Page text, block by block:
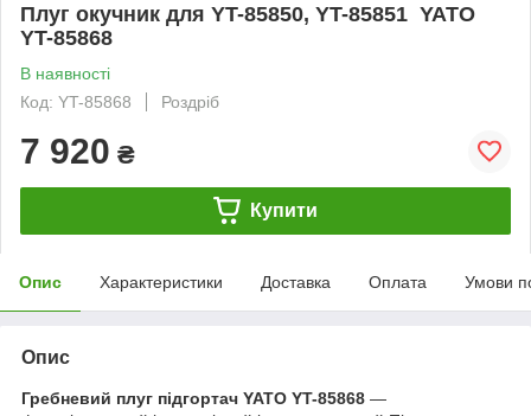
Плуг окучник для YT-85850, YT-85851 YATO
YT-85868
В наявності
Код: YT-85868
Роздріб
7 920 ₴
Купити
Опис Характеристики Доставка Оплата Умови
Опис
Гребневий плуг підгортач YATO YT-85868 —